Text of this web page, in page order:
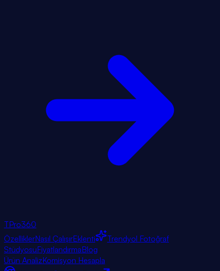
TPro360
ÖzelliklerNasıl ÇalışırEklenti
Trendyol Fotoğraf
StüdyosuFiyatlandırmaBlog
Ürün AnalizKomisyon Hesapla